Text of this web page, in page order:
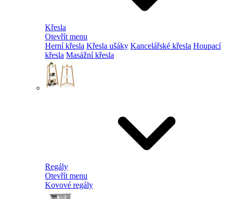
Křesla
Otevřít menu
Herní křesla Křesla ušáky Kancelářské křesla Houpací
křesla Masážní křesla
Regály
Otevřít menu
Kovové regály